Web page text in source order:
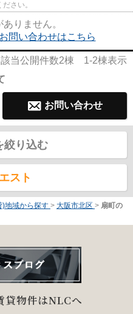
さい。
りません。
問い合わせはこちら
該当公開件数2棟 1-2棟表示
お問い合わせ
絞り込む
スト
)地域から探す > 大阪市北区 > 扇町の
貸物件はNLCへ